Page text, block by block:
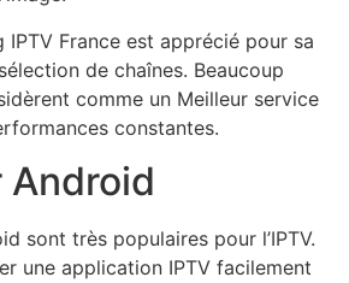
IPTV France est apprécié pour sa
de chaînes. Beaucoup
comme un Meilleur service
constantes.
Android
sont très populaires pour l’IPTV.
une application IPTV facilement